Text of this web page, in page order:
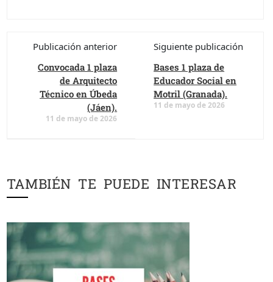
Publicación anterior
Convocada 1 plaza
de Arquitecto
Técnico en Úbeda
(Jáen).
11 de mayo de 2026
Siguiente publicación
Bases 1 plaza de
Educador Social en
Motril (Granada).
11 de mayo de 2026
TAMBIÉN TE PUEDE INTERESAR